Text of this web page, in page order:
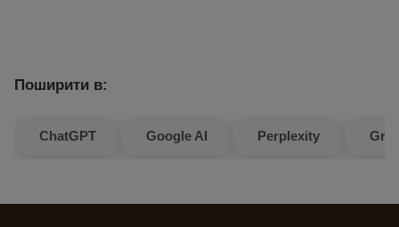
Поширити в:
ChatGPT Google AI Perplexity